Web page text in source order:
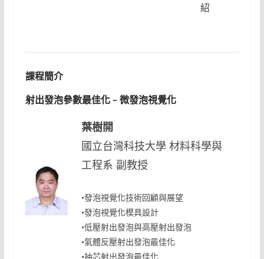
紹
課程簡介
射出發泡參數最佳化 – 微發泡視覺化
葉樹開
國立台灣科技大學 材料科學與
工程系 副教授
•發泡視覺化技術回顧與展望
•發泡視覺化模具設計
•低壓射出發泡與高壓射出發泡
•氣體反壓射出發泡最佳化
•抽芯射出發泡最佳化